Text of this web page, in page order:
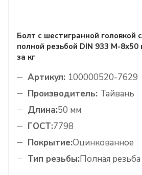
Болт с шестигранной головкой с
полной резьбой DIN 933 М-8х50 цена
за кг
Артикул: 100000520-7629
Производитель: Тайвань
Длина:50 мм
ГОСТ:7798
Покрытие:Оцинкованное
Тип резьбы:Полная резьба